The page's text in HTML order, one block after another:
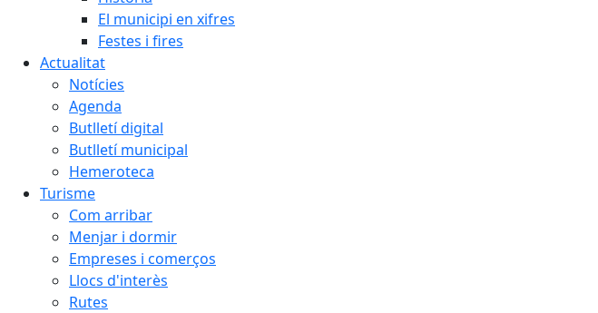
El municipi en xifres
Festes i fires
Actualitat
Notícies
Agenda
Butlletí digital
Butlletí municipal
Hemeroteca
Turisme
Com arribar
Menjar i dormir
Empreses i comerços
Llocs d'interès
Rutes